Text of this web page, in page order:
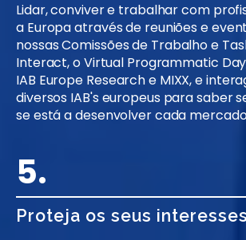
Lidar, conviver e trabalhar com
a Europa através de reuniões e
nossas Comissões de Trabalho e
Interact, o Virtual Programmatic
IAB Europe Research e MIXX, e
diversos IAB's europeus para saber
se está a desenvolver cada
5.
Proteja os seus interesses